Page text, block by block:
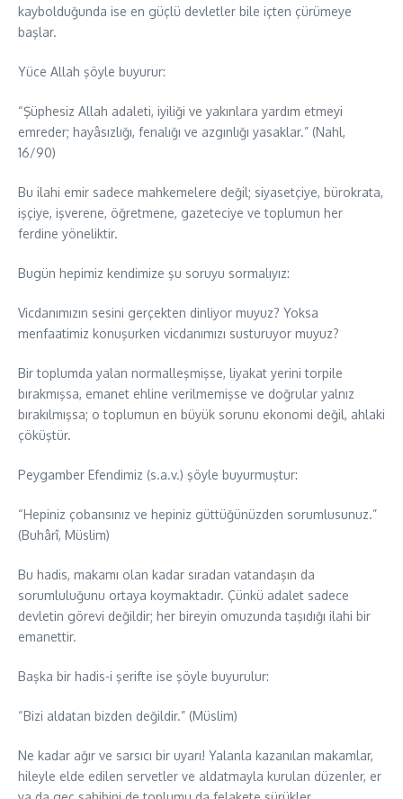
kaybolduğunda ise en güçlü devletler bile içten çürümeye
başlar.
Yüce Allah şöyle buyurur:
“Şüphesiz Allah adaleti, iyiliği ve yakınlara yardım etmeyi
emreder; hayâsızlığı, fenalığı ve azgınlığı yasaklar.” (Nahl,
16/90)
Bu ilahi emir sadece mahkemelere değil; siyasetçiye, bürokrata,
işçiye, işverene, öğretmene, gazeteciye ve toplumun her
ferdine yöneliktir.
Bugün hepimiz kendimize şu soruyu sormalıyız:
Vicdanımızın sesini gerçekten dinliyor muyuz? Yoksa
menfaatimiz konuşurken vicdanımızı susturuyor muyuz?
Bir toplumda yalan normalleşmişse, liyakat yerini torpile
bırakmışsa, emanet ehline verilmemişse ve doğrular yalnız
bırakılmışsa; o toplumun en büyük sorunu ekonomi değil, ahlaki
çöküştür.
Peygamber Efendimiz (s.a.v.) şöyle buyurmuştur:
“Hepiniz çobansınız ve hepiniz güttüğünüzden sorumlusunuz.”
(Buhârî, Müslim)
Bu hadis, makamı olan kadar sıradan vatandaşın da
sorumluluğunu ortaya koymaktadır. Çünkü adalet sadece
devletin görevi değildir; her bireyin omuzunda taşıdığı ilahi bir
emanettir.
Başka bir hadis-i şerifte ise şöyle buyurulur:
“Bizi aldatan bizden değildir.” (Müslim)
Ne kadar ağır ve sarsıcı bir uyarı! Yalanla kazanılan makamlar,
hileyle elde edilen servetler ve aldatmayla kurulan düzenler, er